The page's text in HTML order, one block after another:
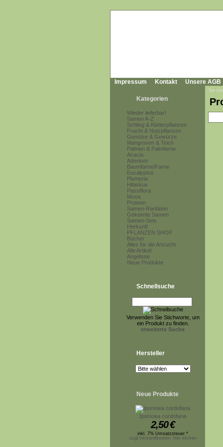
Impressum Kontakt Unsere AGB
Kategorien
Wieder lieferbar!
Samen A-Z
Schling & Kletterpflanzen
Frucht & Nutzpflanzen
Gemüse & Gewürze
Mangroven & Teich
Palmen & Palmfarne
Acacia
Adenium
Baumfarne/Farne
Eucalyptus
Plumeria
Hibiskus
Passiflora
Musa
Proteen
Samen-Raritäten
Gekeimte Samen
Samen-Sets
Herkunft
PFLANZEN SHOP
Bücher
Alles für die Anzucht
Alle Artikel
Angebote
Neue Produkte
Schnellsuche
Verwenden Sie Stichworte, um
ein Produkt zu finden.
erweiterte Suche
Hersteller
Neue Produkte
Ipomoea cordofana
2,50€
inkl. 7% Umsatzsteuer *
zzgl.Versandkosten, hier klicken
Sie